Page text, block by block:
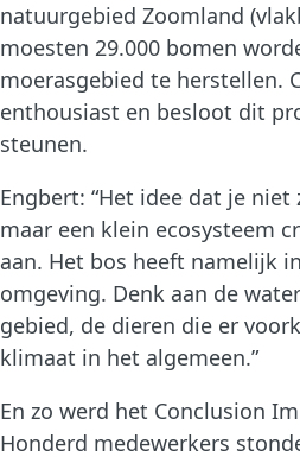
natuurgebied Zoomland
moesten 29.000 bomen
moerasgebied te herstellen.
enthousiast en besloot dit
steunen.
Engbert: “Het idee dat je
maar een klein ecosysteem
aan. Het bos heeft namelijk
omgeving. Denk aan de
gebied, de dieren die er
klimaat in het algemeen.”
En zo werd het Conclusion
Honderd medewerkers